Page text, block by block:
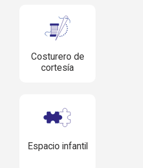
Costurero de
cortesía
Espacio infantil